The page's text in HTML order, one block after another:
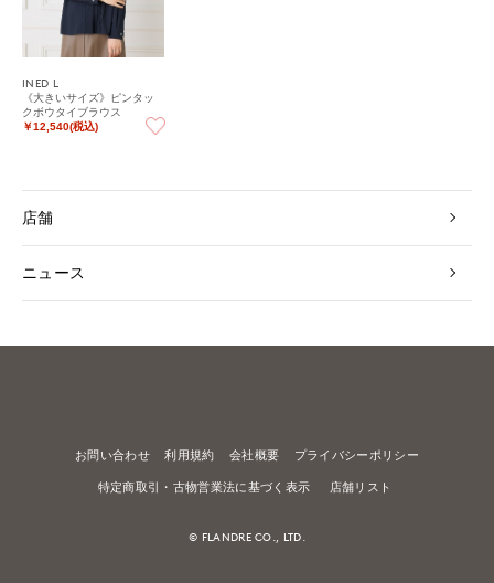
INED L
《大きいサイズ》ピンタッ
クボウタイブラウス
￥12,540(税込)
店舗
ニュース
お問い合わせ 利用規約 会社概要 プライバシーポリシー
特定商取引・古物営業法に基づく表示 店舗リスト
© FLANDRE CO., LTD.